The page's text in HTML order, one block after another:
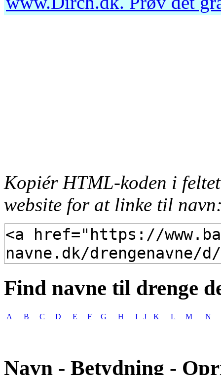
Kopiér HTML-koden i
website for at linke til
Find navne til drenge
A B C D E F G H I J K L M N
Navn - Betydning -